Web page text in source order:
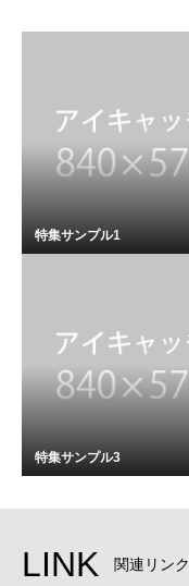
特集サンプル1
特集サンプル3
LINK 関連リンク